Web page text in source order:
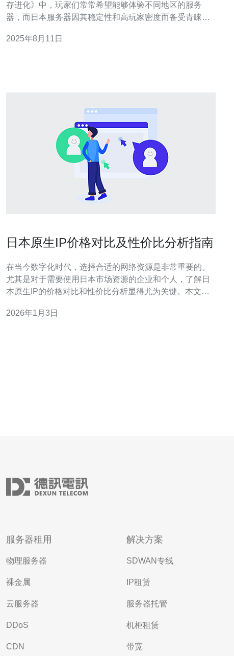
存进化》中，玩家们常常希望能够体验不同地区的服务
器，而日本服务器因其稳定性和高玩家密度而备受青睐。
提供详细的步骤与技巧，帮助你顺利进入并享受游戏。 以
2025年8月11日
日本原生IP价格对比及性价比分析指南
在当今数字化时代，选择合适的网络资源是非常重要的。
尤其是对于需要使用日本市场资源的企业和个人，了解日
本原生IP的价格对比和性价比分析显得尤为关键。本文将
出明智的选择。 日本原生IP的价格是多少？ 日本原生IP的
2026年1月3日
服务器租用
物理服务器
裸金属
云服务器
DDoS
CDN
解决方案
SDWAN专线
IP租赁
服务器托管
机柜租赁
带宽